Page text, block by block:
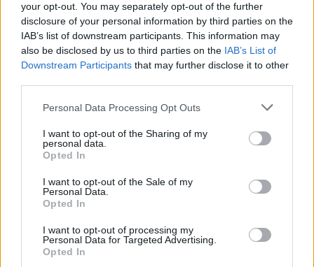
your opt-out. You may separately opt-out of the further
disclosure of your personal information by third parties on the
IAB’s list of downstream participants. This information may
also be disclosed by us to third parties on the IAB’s List of
Downstream Participants that may further disclose it to other
Please note that this website/app uses one or more Google
not limited to your visit or usage behaviour. You may click to
grant or deny consent to Google and its third-party tags to
use your data for below specified purposes in below Google
consent section.
Personal Data Processing Opt Outs
I want to opt-out of the Sharing of my
personal data.
Opted In
I want to opt-out of the Sale of my
Personal Data.
Opted In
I want to opt-out of processing my
Personal Data for Targeted Advertising.
Opted In
SZTÁRHÍREK
Jakupcsek Gabriella zseniális
trükkjét minden 50 feletti nőnek
látnia kell! Évekkel fiatalabbnak
tűnhetsz!